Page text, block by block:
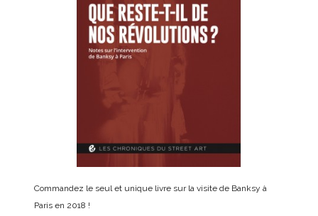
Commandez le seul et unique livre sur la visite de Banksy à
Paris en 2018 !